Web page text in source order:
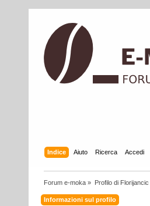
Indice Aiuto Ricerca Accedi
Forum e-moka » Profilo di Florijancic
Informazioni sul profilo